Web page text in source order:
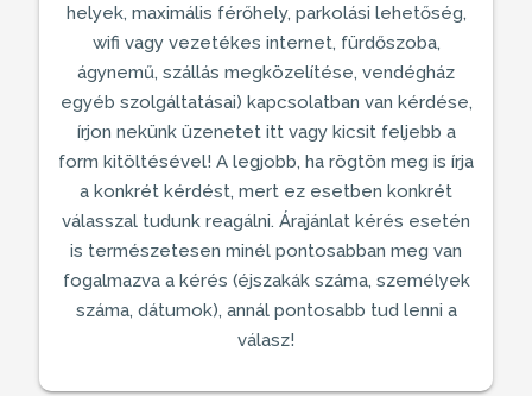
helyek, maximális férőhely, parkolási lehetőség,
wifi vagy vezetékes internet, fürdőszoba,
ágynemű, szállás megközelítése, vendégház
egyéb szolgáltatásai) kapcsolatban van kérdése,
írjon nekünk üzenetet itt vagy kicsit feljebb a
form kitöltésével! A legjobb, ha rögtön meg is írja
a konkrét kérdést, mert ez esetben konkrét
válasszal tudunk reagálni. Árajánlat kérés esetén
is természetesen minél pontosabban meg van
fogalmazva a kérés (éjszakák száma, személyek
száma, dátumok), annál pontosabb tud lenni a
válasz!